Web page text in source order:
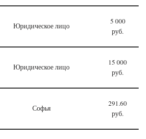
Юридическое лицо
5 000
руб.
Юридическое лицо
15 000
руб.
Софья
291.60
руб.